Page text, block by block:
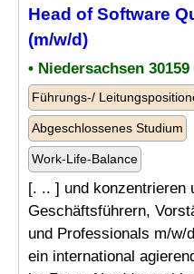
Head ofSoftware
(m/w/d)
• Niedersachsen 30159
Führungs-/
Abgeschlossenes Studium
Work-Life-Balance
[. .. ] und konzentrieren
Geschäftsführern,
und Professionals m/w/
ein international